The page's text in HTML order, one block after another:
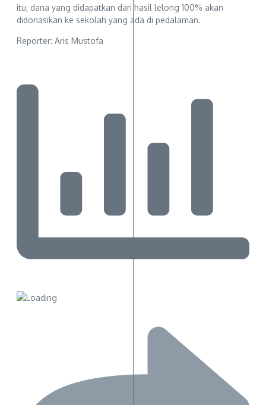
itu, dana yang didapatkan dari hasil lelong 100% akan
didonasikan ke sekolah yang ada di pedalaman.
Reporter: Aris Mustofa